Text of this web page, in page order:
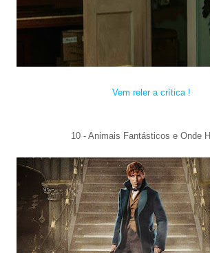
Vem reler a crítica !
10 - Animais Fantásticos e Onde H